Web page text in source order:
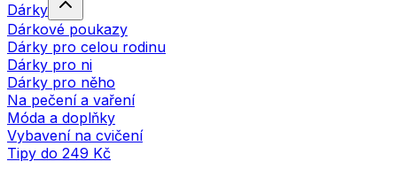
Dárky
Dárkové poukazy
Dárky pro celou rodinu
Dárky pro ni
Dárky pro něho
Na pečení a vaření
Móda a doplňky
Vybavení na cvičení
Tipy do 249 Kč